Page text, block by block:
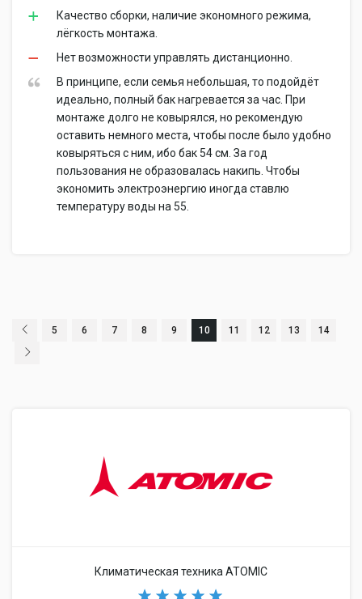
Качество сборки, наличие экономного режима,
лёгкость монтажа.
Нет возможности управлять дистанционно.
В принципе, если семья небольшая, то подойдёт
идеально, полный бак нагревается за час. При
монтаже долго не ковырялся, но рекомендую
оставить немного места, чтобы после было удобно
ковыряться с ним, ибо бак 54 см. За год
пользования не образовалась накипь. Чтобы
экономить электроэнергию иногда ставлю
температуру воды на 55.
5 6 7 8 9 10 11 12 13 14
Климатическая техника ATOMIC